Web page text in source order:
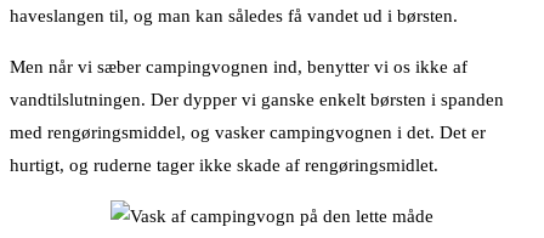
haveslangen til, og man kan således få vandet ud i børsten.
Men når vi sæber campingvognen ind, benytter vi os ikke af
vandtilslutningen. Der dypper vi ganske enkelt børsten i spanden
med rengøringsmiddel, og vasker campingvognen i det. Det er
hurtigt, og ruderne tager ikke skade af rengøringsmidlet.